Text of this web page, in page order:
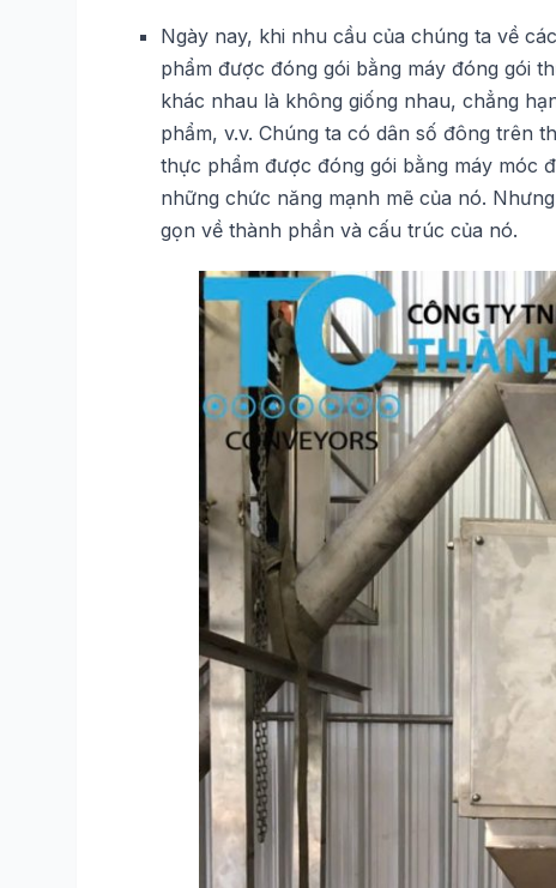
Ngày nay, khi nhu cầu của chúng ta về
phẩm được đóng gói bằng máy đóng gói
khác nhau là không giống nhau, chẳng
phẩm, v.v. Chúng ta có dân số đông trên
thực phẩm được đóng gói bằng máy móc
những chức năng mạnh mẽ của nó.
gọn về thành phần và cấu trúc của nó.